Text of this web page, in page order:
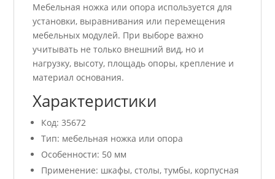
Мебельная ножка или опора используется для
установки, выравнивания или перемещения
мебельных модулей. При выборе важно
учитывать не только внешний вид, но и
нагрузку, высоту, площадь опоры, крепление и
материал основания.
Характеристики
Код: 35672
Тип: мебельная ножка или опора
Особенности: 50 мм
Применение: шкафы, столы, тумбы, корпусная